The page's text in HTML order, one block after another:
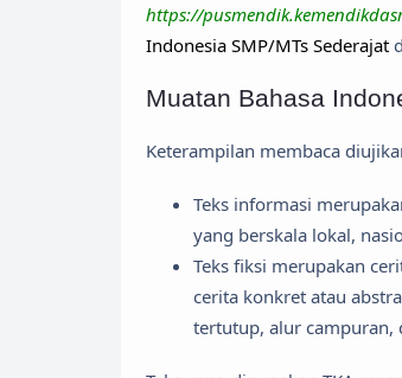
https://
Indonesia SMP/MTs Sederajat
Muatan Bahasa
Keterampilan membaca
Teks informasi
yang berskala lokal,
Teks fiksi merupakan
cerita konkret atau
tertutup, alur campuran,